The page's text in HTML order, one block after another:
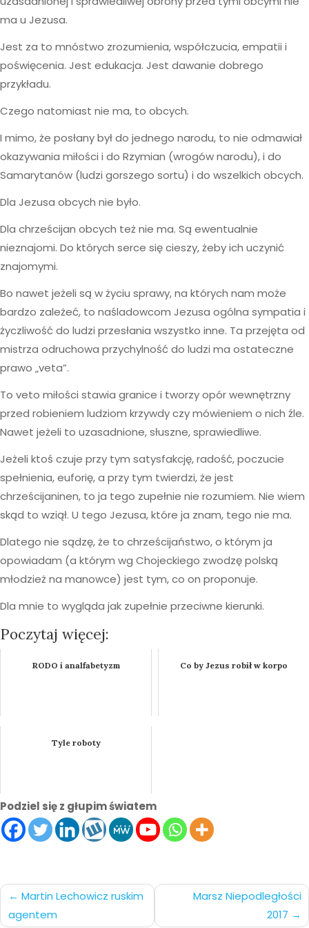
ma u Jezusa.
Jest za to mnóstwo zrozumienia, współczucia, empatii i
poświęcenia. Jest edukacja. Jest dawanie dobrego
przykładu.
Czego natomiast nie ma, to obcych.
I mimo, że posłany był do jednego narodu, to nie odmawiał
okazywania miłości i do Rzymian (wrogów narodu), i do
Samarytanów (ludzi gorszego sortu) i do wszelkich obcych.
Dla Jezusa obcych nie było.
Dla chrześcijan obcych też nie ma. Są ewentualnie
nieznajomi. Do których serce się cieszy, żeby ich uczynić
znajomymi.
Bo nawet jeżeli są w życiu sprawy, na których nam może
bardzo zależeć, to naśladowcom Jezusa ogólna sympatia i
życzliwość do ludzi przesłania wszystko inne. Ta przejęta od
mistrza odruchowa przychylność do ludzi ma ostateczne
prawo „veta”.
To veto miłości stawia granice i tworzy opór wewnętrzny
przed robieniem ludziom krzywdy czy mówieniem o nich źle.
Nawet jeżeli to uzasadnione, słuszne, sprawiedliwe.
Jeżeli ktoś czuje przy tym satysfakcję, radość, poczucie
spełnienia, euforię, a przy tym twierdzi, że jest
chrześcijaninen, to ja tego zupełnie nie rozumiem. Nie wiem
skąd to wziął. U tego Jezusa, które ja znam, tego nie ma.
Dlatego nie sądzę, że to chrześcijaństwo, o którym ja
opowiadam (a którym wg Chojeckiego zwodzę polską
młodzież na manowce) jest tym, co on proponuje.
Dla mnie to wygląda jak zupełnie przeciwne kierunki.
Poczytaj więcej:
RODO i analfabetyzm Co by Jezus robił w korpo
Tyle roboty
Podziel się z głupim światem
Nawigacja
po
Martin Lechowicz ruskim
agentem
Marsz Niepodległości
2017